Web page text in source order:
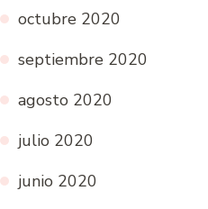
octubre 2020
septiembre 2020
agosto 2020
julio 2020
junio 2020